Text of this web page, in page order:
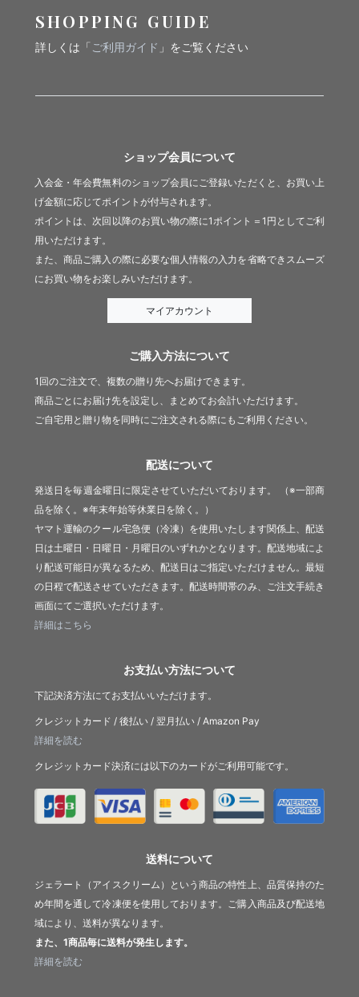
SHOPPING GUIDE
詳しくは「ご利用ガイド 」をご覧ください
ショップ会員について
入会金・年会費無料のショップ会員にご登録いただくと、お買い上
げ金額に応じてポイントが付与されます。
ポイントは、次回以降のお買い物の際に1ポイント＝1円としてご利
用いただけます。
また、商品ご購入の際に必要な個人情報の入力を省略できスムーズ
にお買い物をお楽しみいただけます。
マイアカウント
ご購入方法について
1回のご注文で、複数の贈り先へお届けできます。
商品ごとにお届け先を設定し、まとめてお会計いただけます。
ご自宅用と贈り物を同時にご注文される際にもご利用ください。
配送について
発送日を毎週金曜日に限定させていただいております。 （※一部商
品を除く。※年末年始等休業日を除く。）
ヤマト運輸のクール宅急便（冷凍）を使用いたします関係上、配送
日は土曜日・日曜日・月曜日のいずれかとなります。配送地域によ
り配送可能日が異なるため、配送日はご指定いただけません。最短
の日程で配送させていただきます。配送時間帯のみ、ご注文手続き
画面にてご選択いただけます。
詳細はこちら
お支払い方法について
下記決済方法にてお支払いいただけます。
クレジットカード / 後払い / 翌月払い / Amazon Pay
詳細を読む
クレジットカード決済には以下のカードがご利用可能です。
送料について
ジェラート（アイスクリーム）という商品の特性上、品質保持のた
め年間を通して冷凍便を使用しております。ご購入商品及び配送地
域により、送料が異なります。
また、1商品毎に送料が発生します。
詳細を読む